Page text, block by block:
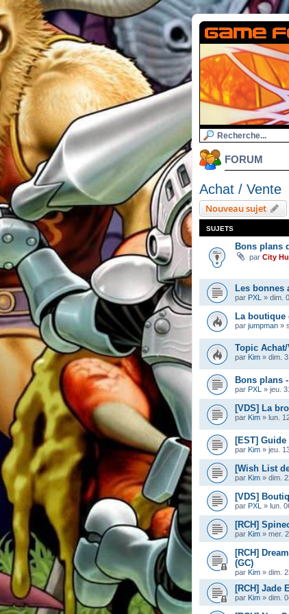
FORUM
Achat / Vente
Nouveau sujet
SUJETS
Bons plans
par City
Les bonnes
par PXL » dim.
La boutique
par jumpman »
Topic Achat/
par Kim » dim.
Bons plans
par PXL » jeu.
[VDS] La
par Kim » lun.
[EST]
par Kim » jeu.
[Wish List
par Kim » dim.
[VDS]
par PXL » lun.
[RCH]
par Kim » mer.
[RCH]
(GC)
par Kim » dim.
[RCH] Jade
par Kim » dim.